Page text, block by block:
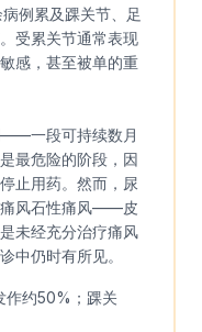
例累及踝关节、足
受累关节通常表现
感，甚至被单的重
——一段可持续数月
最危险的阶段，因
止用药。然而，尿
痛风石性痛风——皮
未经充分治疗痛风
中仍时有所见。
作约50%；踝关